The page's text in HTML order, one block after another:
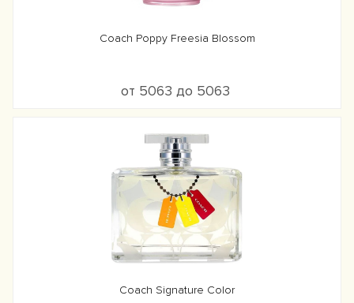
Coach Poppy Freesia Blossom
от 5063 до 5063
Coach Signature Color